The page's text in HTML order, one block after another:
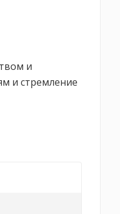
и
и стремление